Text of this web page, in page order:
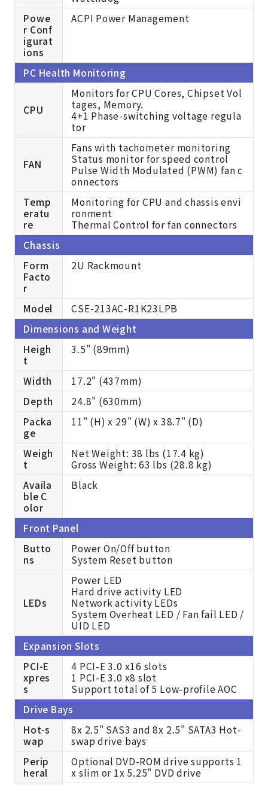
Powe
r Conf
igurat
ions
ACPI Power Management
PC Health Monitoring
CPU
Monitors for CPU Cores, Chipset Vol
tages, Memory.
4+1 Phase-switching voltage regula
tor
FAN
Fans with tachometer monitoring
Status monitor for speed control
Pulse Width Modulated (PWM) fan c
onnectors
Temp
eratu
re
Monitoring for CPU and chassis envi
ronment
Thermal Control for fan connectors
Chassis
Form
Facto
r
2U Rackmount
Model
CSE-213AC-R1K23LPB
Dimensions and Weight
Heigh
t
3.5" (89mm)
Width
17.2" (437mm)
Depth
24.8" (630mm)
Packa
ge
11" (H) x 29" (W) x 38.7" (D)
Weigh
t
Net Weight: 38 lbs (17.4 kg)
Gross Weight: 63 lbs (28.8 kg)
Availa
ble C
olor
Black
Front Panel
Butto
ns
Power On/Off button
System Reset button
LEDs
Power LED
Hard drive activity LED
Network activity LEDs
System Overheat LED / Fan fail LED /
UID LED
Expansion Slots
PCI-E
xpres
s
4 PCI-E 3.0 x16 slots
1 PCI-E 3.0 x8 slot
Support total of 5 Low-profile AOC
Drive Bays
Hot-s
wap
8x 2.5" SAS3 and 8x 2.5" SATA3 Hot-
swap drive bays
Perip
heral
Optional DVD-ROM drive supports 1
x slim or 1x 5.25" DVD drive